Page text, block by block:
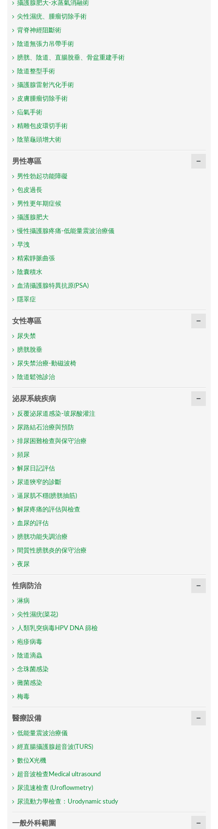
攝護腺肥大-水蒸氣消融術
尖性濕疣、腫瘤切除手術
背脊神經阻斷術
陰道無張力吊帶手術
膀胱、陰道、直腸脫垂、骨盆重建手術
陰道整型手術
攝護腺雷射汽化手術
皮膚腫瘤切除手術
疝氣手術
精雕包皮環切手術
陰莖龜頭增大術
男性專區
男性勃起功能障礙
包皮過長
男性更年期症候
攝護腺肥大
慢性攝護腺疼痛-低能量震波治療儀
早洩
精索靜脈曲張
陰囊積水
血清攝護腺特異抗原(PSA)
隱睪症
女性專區
尿失禁
膀胱脫垂
尿失禁治療-動磁波椅
陰道鬆弛診治
泌尿系統疾病
反覆泌尿道感染-玻尿酸灌注
尿路結石治療與預防
排尿困難檢查與保守治療
頻尿
解尿日記評估
尿道狹窄的診斷
逼尿肌不穩(膀胱抽筋)
解尿疼痛的評估與檢查
血尿的評估
膀胱功能失調治療
間質性膀胱炎的保守治療
夜尿
性病防治
淋病
尖性濕疣(菜花)
人類乳突病毒HPV DNA 篩檢
疱疹病毒
陰道滴蟲
念珠菌感染
黴菌感染
梅毒
醫療設備
低能量震波治療儀
經直腸攝護腺超音波(TURS)
數位X光機
超音波檢查Medical ultrasound
尿流速檢查 (Uroflowmetry)
尿流動力學檢查：Urodynamic study
一般外科範圍